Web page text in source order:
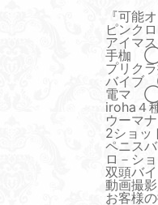
『可能
ピンク
アイ
手枷
プリク
バイ
電マ
iroha
ウーマ
2ショ
ペニス
ロ－シ
双頭
動画撮
お客様